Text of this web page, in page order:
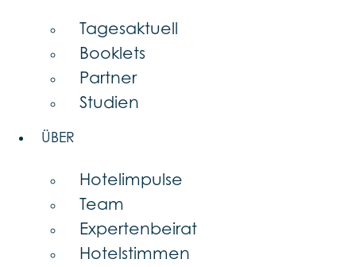
Tagesaktuell
Booklets
Partner
Studien
ÜBER
Hotelimpulse
Team
Expertenbeirat
Hotelstimmen